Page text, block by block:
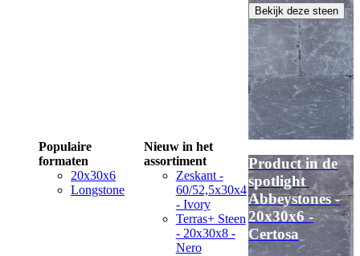
Bekijk deze steen
Populaire
formaten
20x30x6
Longstone
Nieuw in het
assortiment
Zeskant -
60/52,5x30x4
- Ivory
Terras+ Steen
- 20x30x8 -
Nero
Product in de
spotlight
Abbeystones -
20x30x6 -
Certosa